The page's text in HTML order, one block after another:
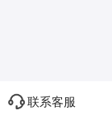
联系客服